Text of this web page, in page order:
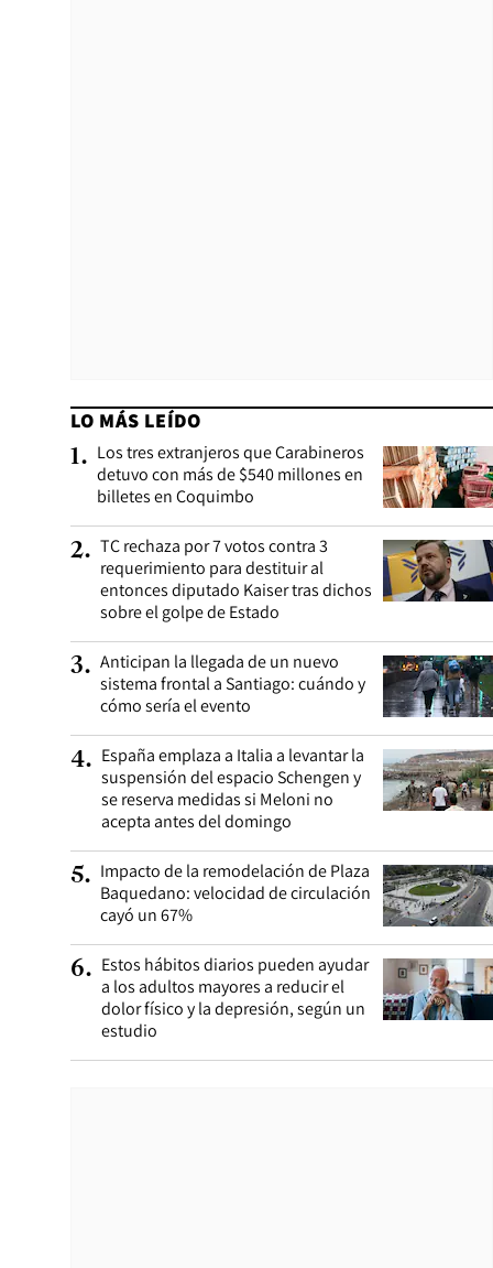
LO MÁS LEÍDO
1. Los tres extranjeros que Carabineros
detuvo con más de $540 millones en
billetes en Coquimbo
2. TC rechaza por 7 votos contra 3
requerimiento para destituir al
entonces diputado Kaiser tras dichos
sobre el golpe de Estado
3. Anticipan la llegada de un nuevo
sistema frontal a Santiago: cuándo y
cómo sería el evento
4. España emplaza a Italia a levantar la
suspensión del espacio Schengen y
se reserva medidas si Meloni no
acepta antes del domingo
5. Impacto de la remodelación de Plaza
Baquedano: velocidad de circulación
cayó un 67%
6. Estos hábitos diarios pueden ayudar
a los adultos mayores a reducir el
dolor físico y la depresión, según un
estudio